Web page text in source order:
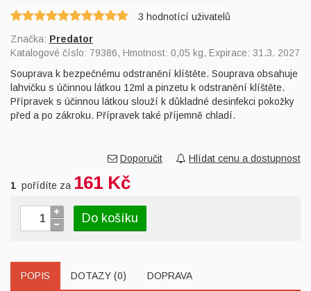
3 hodnotící uživatelů
Značka: Predator
Katalogové číslo: 79386, Hmotnost: 0,05 kg, Expirace: 31.3. 2027
Souprava k bezpečnému odstranění klíštěte. Souprava obsahuje
lahvičku s účinnou látkou 12ml a pinzetu k odstranění klíštěte.
Přípravek s účinnou látkou slouží k důkladné desinfekci pokožky
před a po zákroku. Přípravek také příjemně chladí.
Doporučit Hlídat cenu a dostupnost
1 pořídíte za 161 Kč
Do košíku
POPIS DOTAZY (0) DOPRAVA